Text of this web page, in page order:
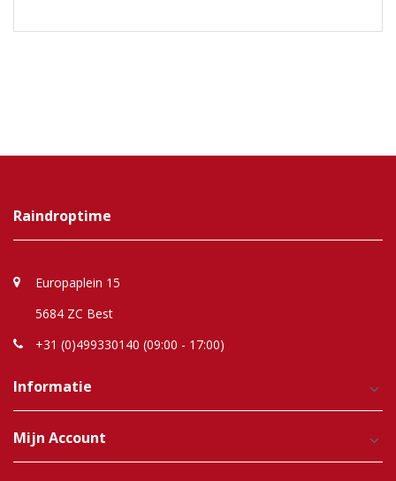
Raindroptime
Europaplein 15
5684 ZC Best
+31 (0)499330140 (09:00 - 17:00)
Informatie
Mijn Account